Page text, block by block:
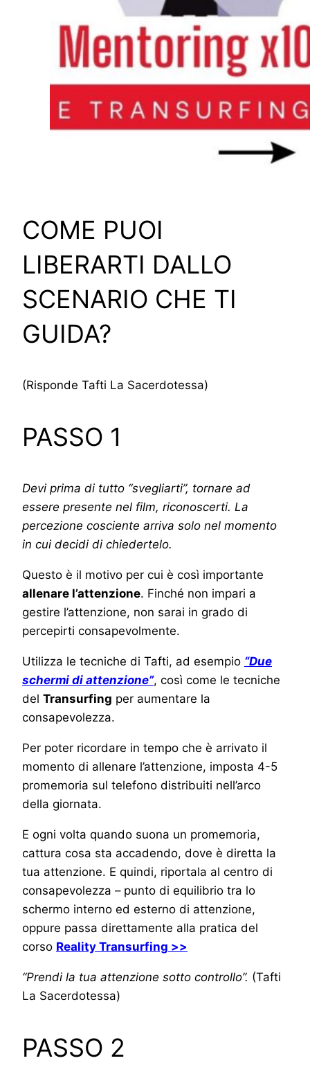
COME PUOI
LIBERARTI DALLO
SCENARIO CHE TI
GUIDA?
(Risponde Tafti La Sacerdotessa)
PASSO 1
Devi prima di tutto “svegliarti”, tornare ad
essere presente nel film, riconoscerti. La
percezione cosciente arriva solo nel momento
in cui decidi di chiedertelo.
Questo è il motivo per cui è così importante
allenare l’attenzione. Finché non impari a
gestire l’attenzione, non sarai in grado di
percepirti consapevolmente.
Utilizza le tecniche di Tafti, ad esempio “Due
schermi di attenzione”, così come le tecniche
del Transurfing per aumentare la
consapevolezza.
Per poter ricordare in tempo che è arrivato il
momento di allenare l’attenzione, imposta 4-5
promemoria sul telefono distribuiti nell’arco
della giornata.
E ogni volta quando suona un promemoria,
cattura cosa sta accadendo, dove è diretta la
tua attenzione. E quindi, riportala al centro di
consapevolezza – punto di equilibrio tra lo
schermo interno ed esterno di attenzione,
oppure passa direttamente alla pratica del
corso Reality Transurfing >>
“Prendi la tua attenzione sotto controllo”. (Tafti
La Sacerdotessa)
PASSO 2